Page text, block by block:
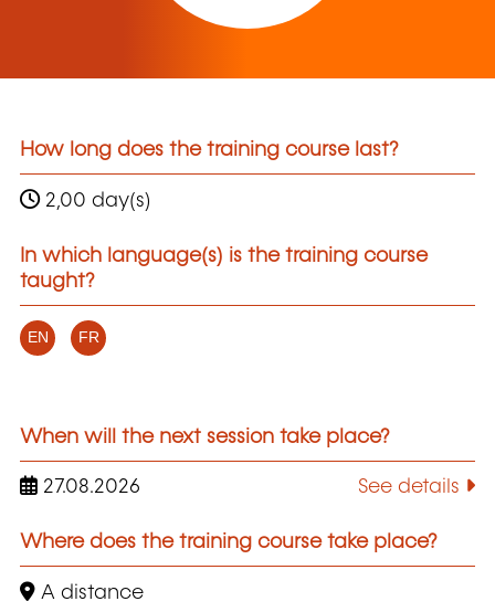
How long does the training course last?
2,00 day(s)
In which language(s) is the training course
taught?
EN FR
When will the next session take place?
27.08.2026 See details
Where does the training course take place?
A distance